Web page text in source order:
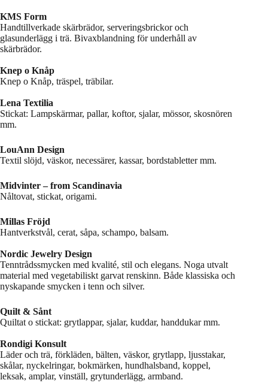
KMS Form
Handtillverkade skärbrädor, serveringsbrickor och
glasunderlägg i trä. Bivaxblandning för underhåll av
skärbrädor.
Knep o Knåp
Knep o Knåp, träspel, träbilar.
Lena Textilia
Stickat: Lampskärmar, pallar, koftor, sjalar, mössor, skosnören
mm.
LouAnn Design
Textil slöjd, väskor, necessärer, kassar, bordstabletter mm.
Midvinter – from Scandinavia
Nåltovat, stickat, origami.
Millas Fröjd
Hantverkstvål, cerat, såpa, schampo, balsam.
Nordic Jewelry Design
Tenntrådssmycken med kvalité, stil och elegans. Noga utvalt
material med vegetabiliskt garvat renskinn. Både klassiska och
nyskapande smycken i tenn och silver.
Quilt & Sånt
Quiltat o stickat: grytlappar, sjalar, kuddar, handdukar mm.
Rondigi Konsult
Läder och trä, förkläden, bälten, väskor, grytlapp, ljusstakar,
skålar, nyckelringar, bokmärken, hundhalsband, koppel,
leksak, amplar, vinställ, grytunderlägg, armband.